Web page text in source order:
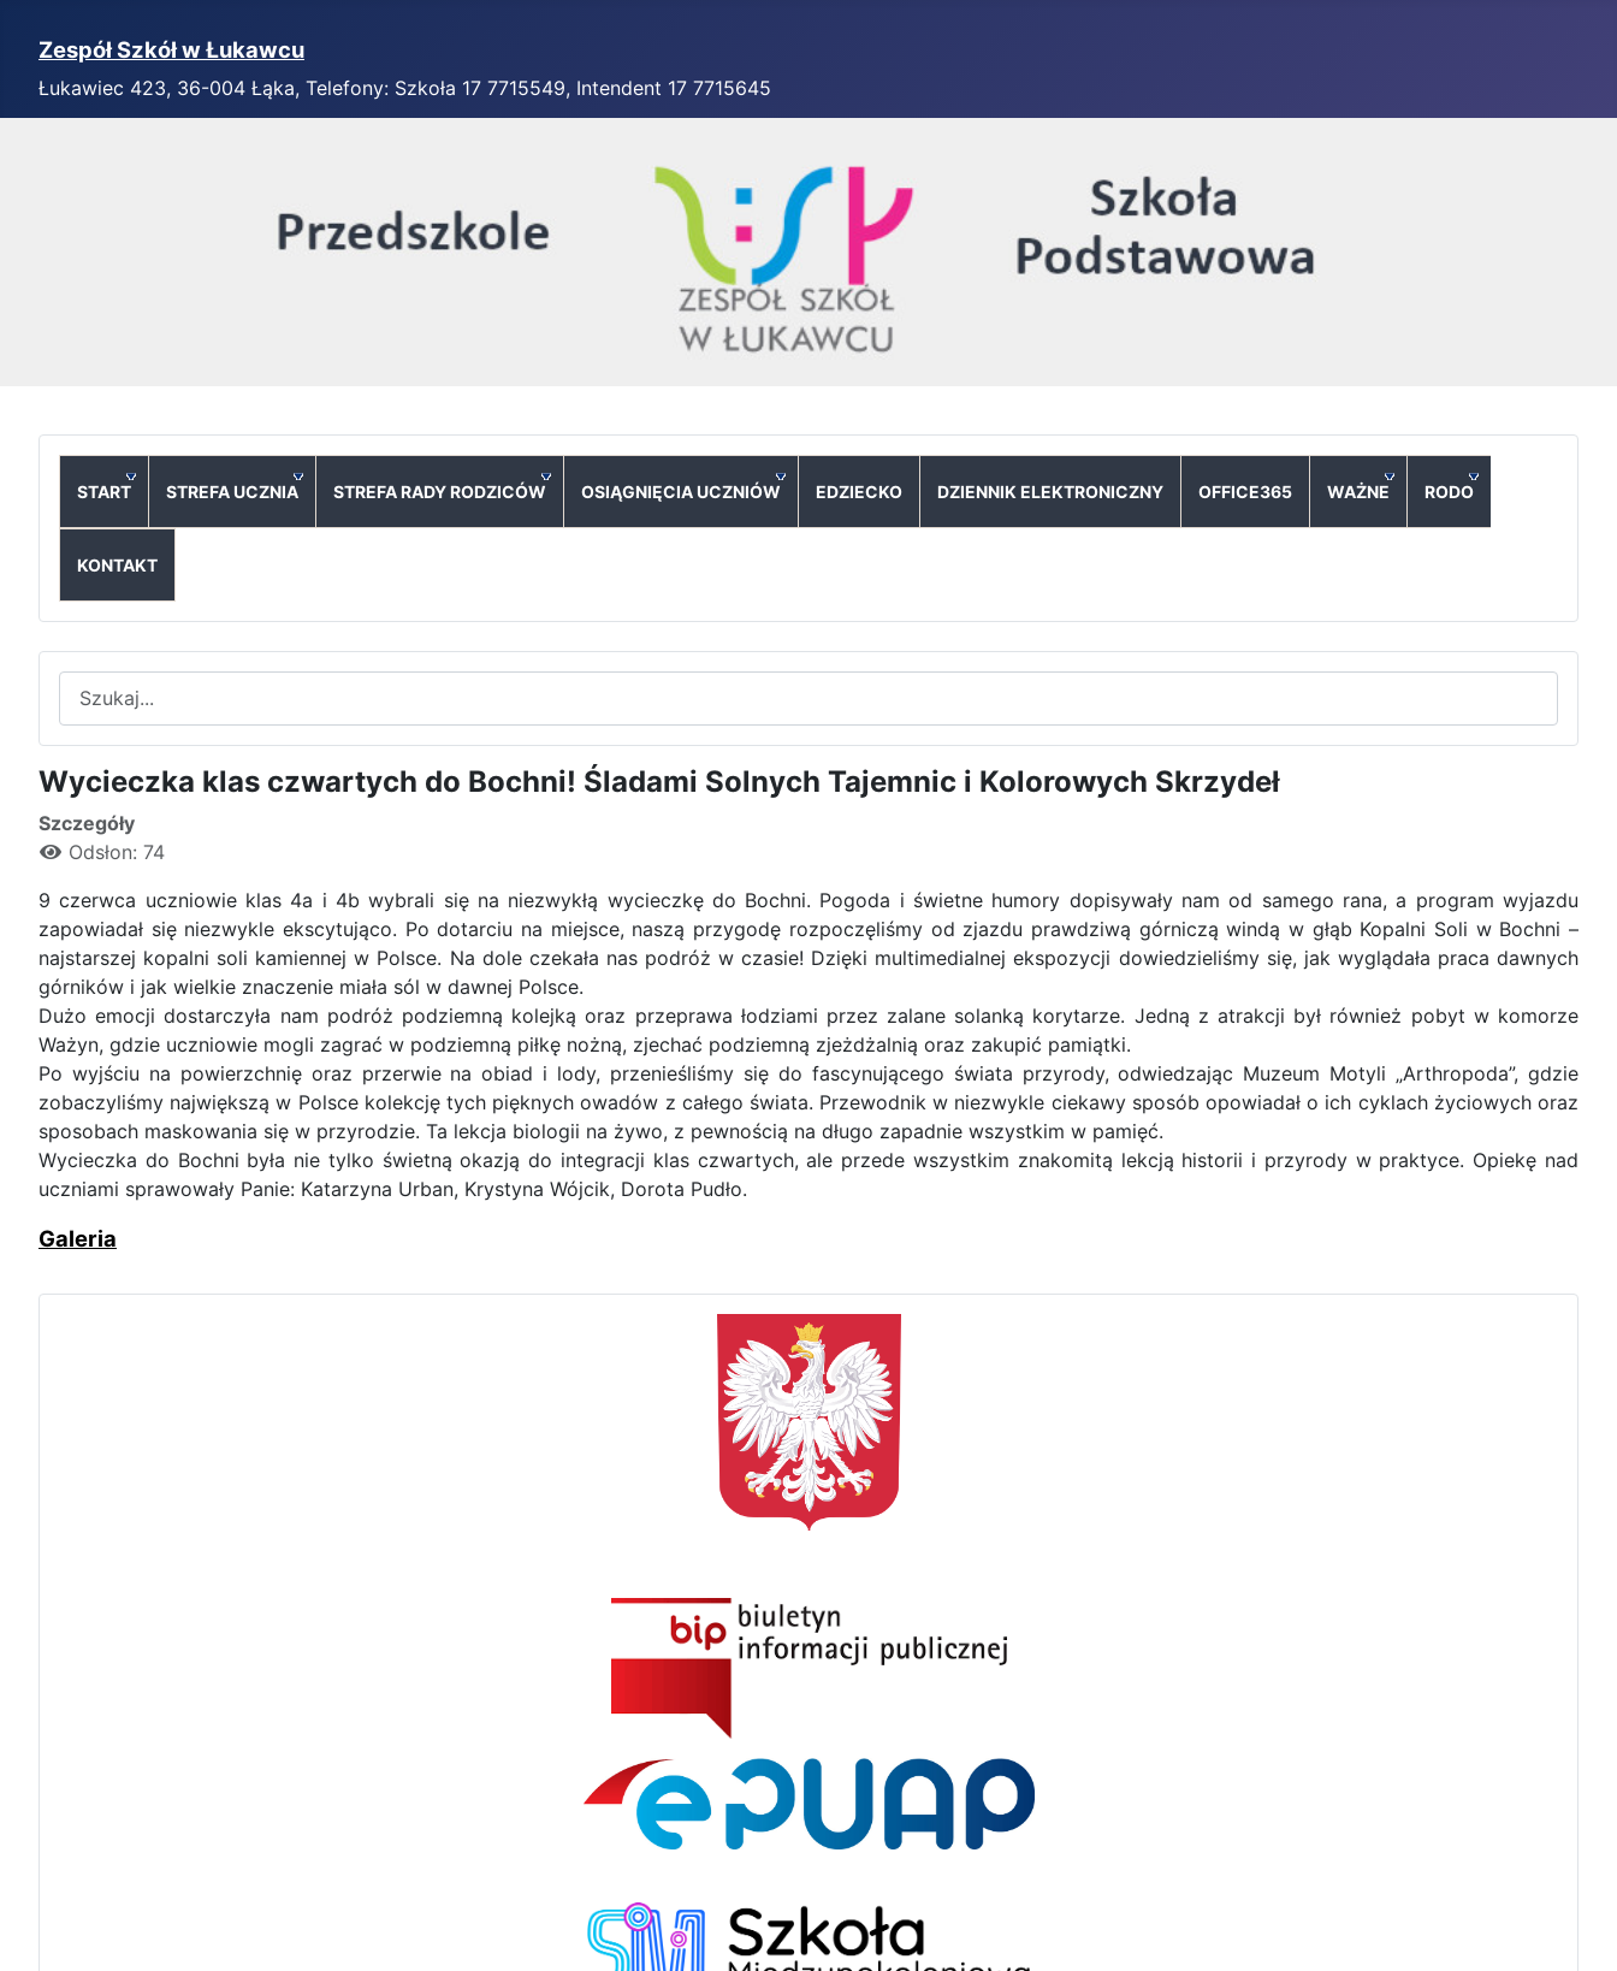
Zespół Szkół w Łukawcu
Łukawiec 423, 36-004 Łąka, Telefony: Szkoła 17 7715549, Intendent 17 7715645
START STREFA UCZNIA STREFA RADY RODZICÓW OSIĄGNIĘCIA UCZNIÓW EDZIECKO DZIENNIK ELEKTRONICZNY OFFICE365 WAŻNE RODO
KONTAKT
Wycieczka klas czwartych do Bochni! Śladami Solnych Tajemnic i Kolorowych Skrzydeł
Szczegóły
Odsłon: 74
9 czerwca uczniowie klas 4a i 4b wybrali się na niezwykłą wycieczkę do Bochni. Pogoda i świetne humory dopisywały nam od samego rana, a program wyjazdu
zapowiadał się niezwykle ekscytująco. Po dotarciu na miejsce, naszą przygodę rozpoczęliśmy od zjazdu prawdziwą górniczą windą w głąb Kopalni Soli w Bochni –
najstarszej kopalni soli kamiennej w Polsce. Na dole czekała nas podróż w czasie! Dzięki multimedialnej ekspozycji dowiedzieliśmy się, jak wyglądała praca dawnych
górników i jak wielkie znaczenie miała sól w dawnej Polsce.
Dużo emocji dostarczyła nam podróż podziemną kolejką oraz przeprawa łodziami przez zalane solanką korytarze. Jedną z atrakcji był również pobyt w komorze
Ważyn, gdzie uczniowie mogli zagrać w podziemną piłkę nożną, zjechać podziemną zjeżdżalnią oraz zakupić pamiątki.
Po wyjściu na powierzchnię oraz przerwie na obiad i lody, przenieśliśmy się do fascynującego świata przyrody, odwiedzając Muzeum Motyli „Arthropoda”, gdzie
zobaczyliśmy największą w Polsce kolekcję tych pięknych owadów z całego świata. Przewodnik w niezwykle ciekawy sposób opowiadał o ich cyklach życiowych oraz
sposobach maskowania się w przyrodzie. Ta lekcja biologii na żywo, z pewnością na długo zapadnie wszystkim w pamięć.
Wycieczka do Bochni była nie tylko świetną okazją do integracji klas czwartych, ale przede wszystkim znakomitą lekcją historii i przyrody w praktyce. Opiekę nad
uczniami sprawowały Panie: Katarzyna Urban, Krystyna Wójcik, Dorota Pudło.
Galeria